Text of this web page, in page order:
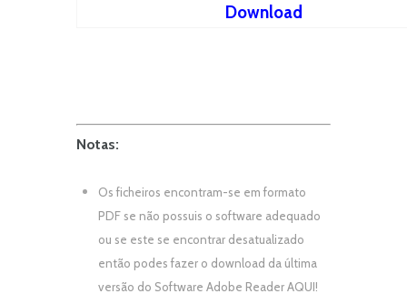
Download
Notas:
Os ficheiros encontram-se em formato
PDF se não possuis o software adequado
ou se este se encontrar desatualizado
então podes fazer o download da última
versão do Software Adobe ReaderAQUI!